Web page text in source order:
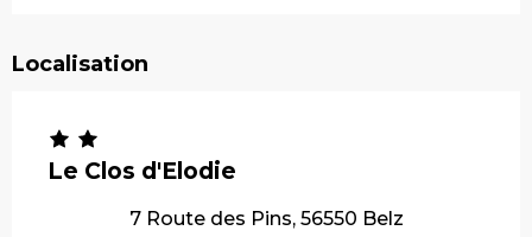
Localisation
Le Clos d'Elodie
7 Route des Pins, 56550 Belz